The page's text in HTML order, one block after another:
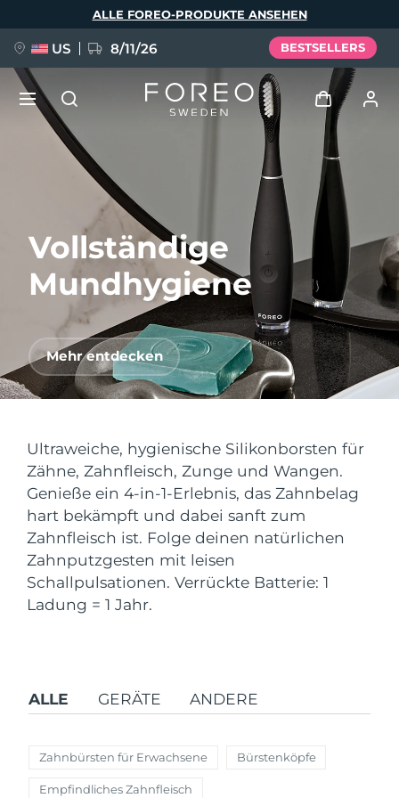
Vollständige
Mundhygiene
Mehr entdecken
Ultraweiche, hygienische Silikonborsten für
Zähne, Zahnfleisch, Zunge und Wangen.
Genieße ein 4-in-1-Erlebnis, das Zahnbelag
hart bekämpft und dabei sanft zum
Zahnfleisch ist. Folge deinen natürlichen
Zahnputzgesten mit leisen
Schallpulsationen. Verrückte Batterie: 1
Ladung = 1 Jahr.
ALLE GERÄTE ANDERE
Zahnbürsten für Erwachsene Bürstenköpfe
Empfindliches Zahnfleisch
ALLE FOREO-PRODUKTE ANSEHEN
US 8/11/26 BESTSELLERS
Anmelden
Benutzerkonto
Meine Geräte
Meine Bestellungen
Meine Adressen
Meine Abonnements
FAQ™ Pure Beauty-Tech Elixir
BREAKING NEWS
issa™ Teeth Whitening Set
FAQ™ Dual LED Panel
BELIEBT
Sprache
English Deutsch
Español
Français
Italiano
Português
Svenska
Русский
Türkçe
简体中文 繁體中文
Versandland
Vereinigte Staaten Erwartete Lieferung 8/11/26
Vereinigtes
Königreich
Erwartete Lieferung 8/10/26
Spanien Erwartete Lieferung
Australien